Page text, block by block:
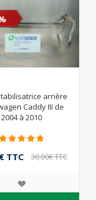
arrière
Caddy III de
2004 à 2010
TTC 30,00€ TTC